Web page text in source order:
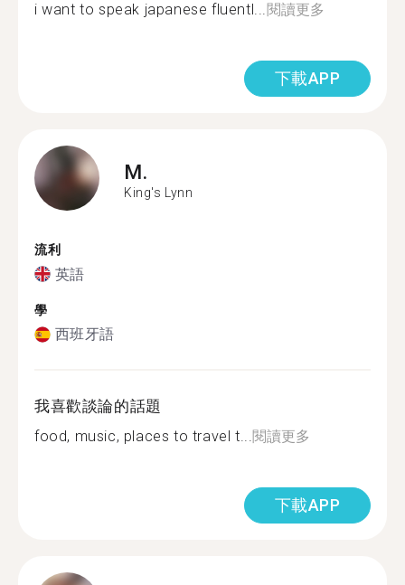
i want to speak japanese fluentl...閱讀更多
下載APP
M.
King's Lynn
流利
英語
學
西班牙語
我喜歡談論的話題
food, music, places to travel t...閱讀更多
下載APP